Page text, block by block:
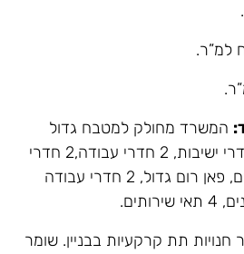
המשרד מחולק למטבח גדול
פתוח, אופן ספייס, 2 חדרי ישיבות, 2 חדרי עבודה,2 חדרי
צוות גדולים, 2 פון בוטים, פאן רום גדול, 2 חדרי עבודה
חנויות תת קרקעיות בבניין. שומר